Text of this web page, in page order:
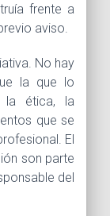
frente a
aviso.
No hay
la que lo
la ética, la
que se
El
son parte
del